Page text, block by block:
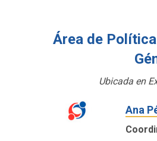
Área de
Ubicada en
Ana